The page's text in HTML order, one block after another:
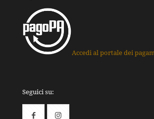
Accedi al portale dei
Seguici su: